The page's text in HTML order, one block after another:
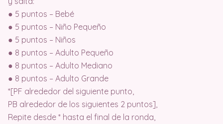
● 5 puntos – Bebé
● 5 puntos – Niño Pequeño
● 5 puntos – Niños
● 8 puntos – Adulto Pequeño
● 8 puntos – Adulto Mediano
● 8 puntos – Adulto Grande
*[PF alrededor del siguiente punto,
PB alrededor de los siguientes 2 puntos],
Repite desde * hasta el final de la ronda,